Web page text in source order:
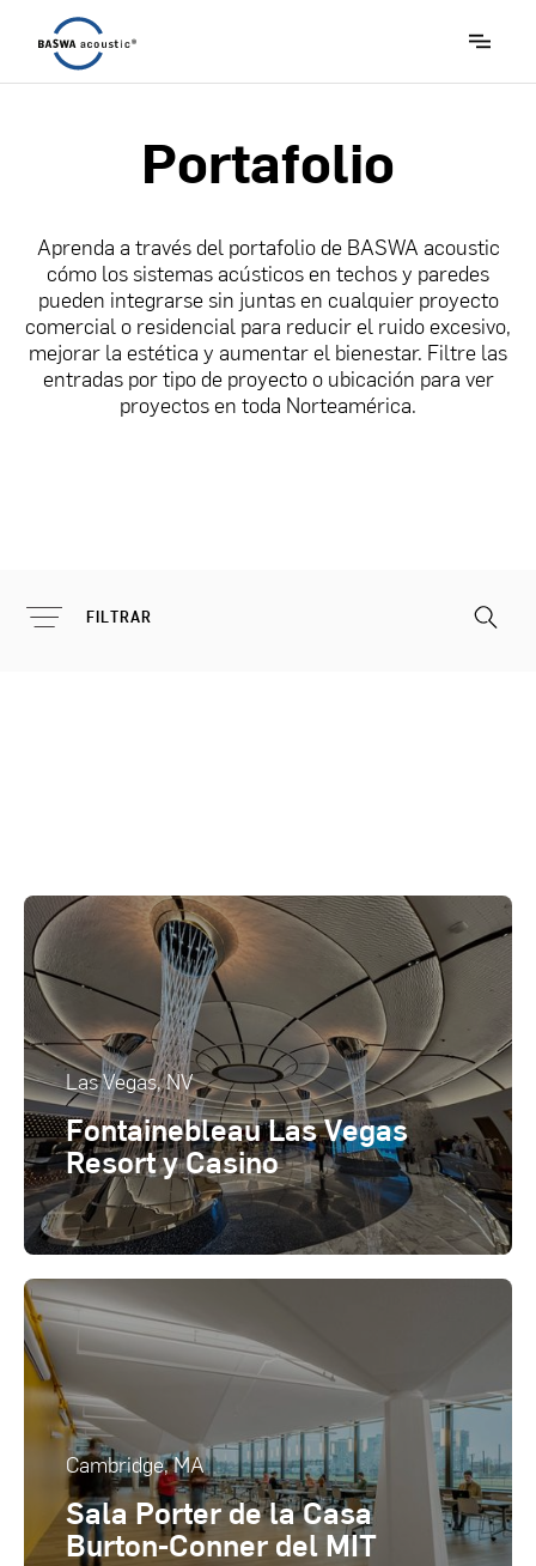
Portafolio
Aprenda a través del portafolio de BASWA acoustic
cómo los sistemas acústicos en techos y paredes
pueden integrarse sin juntas en cualquier proyecto
comercial o residencial para reducir el ruido excesivo,
mejorar la estética y aumentar el bienestar. Filtre las
entradas por tipo de proyecto o ubicación para ver
proyectos en toda Norteamérica.
FILTRAR
Las Vegas, NV
Fontainebleau Las Vegas
Resort y Casino
Cambridge, MA
Sala Porter de la Casa
Burton-Conner del MIT